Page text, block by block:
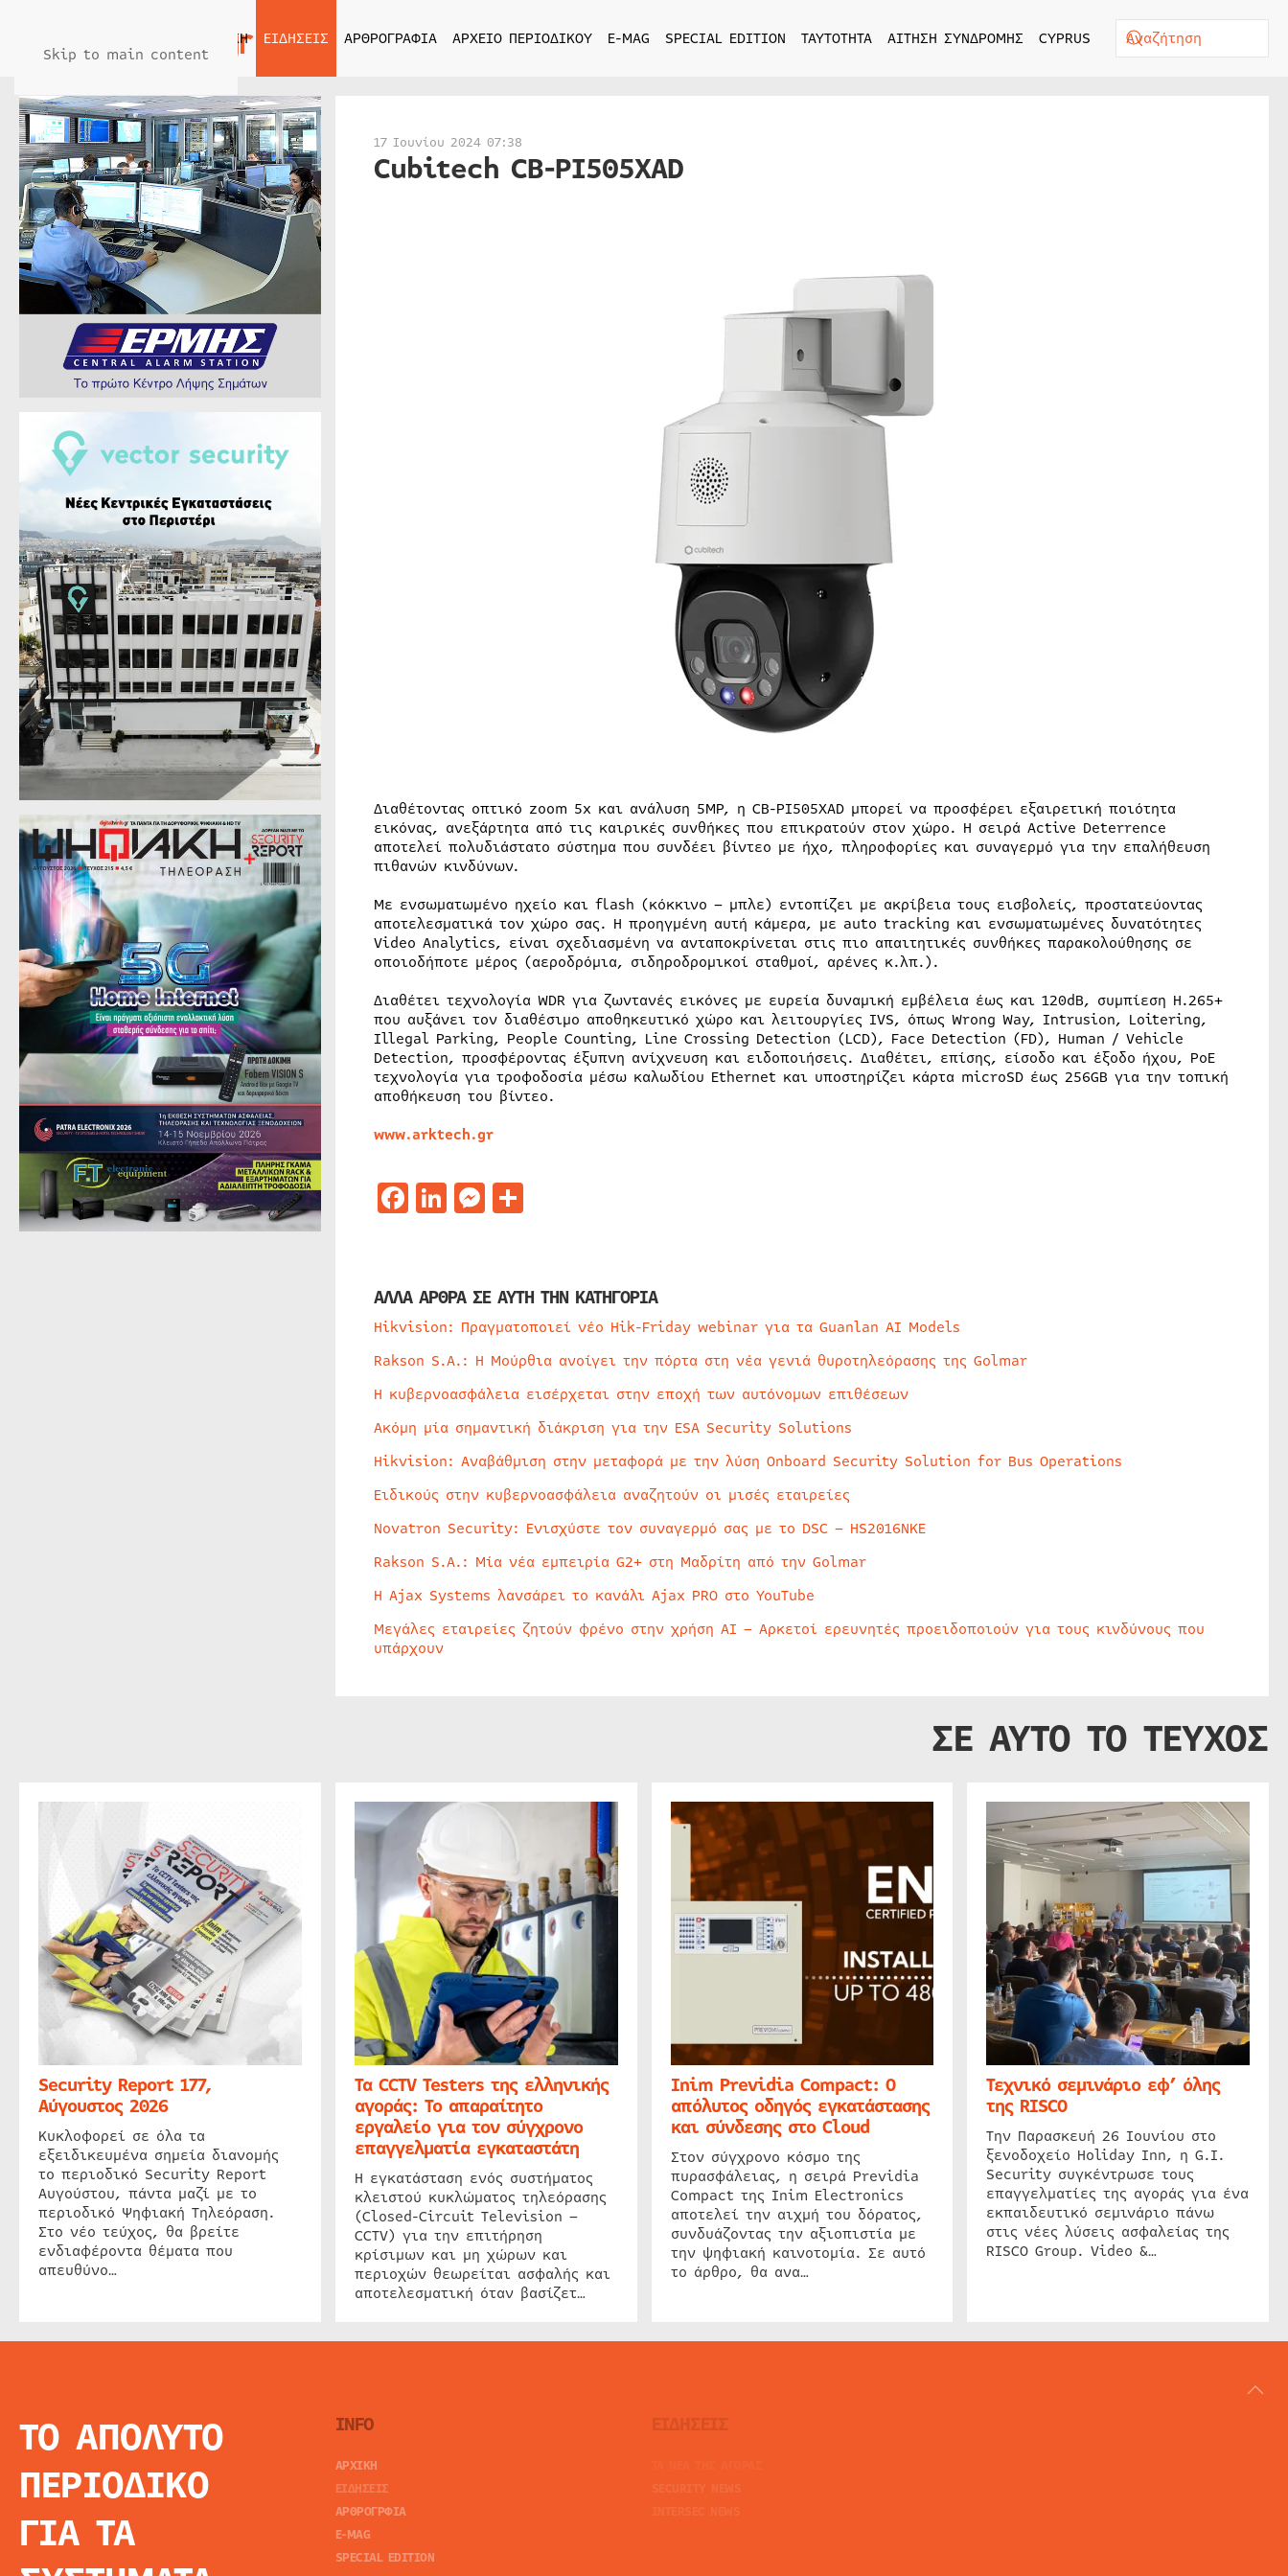
Skip to main content
ΑΡΧΙΚΗ ΕΙΔΗΣΕΙΣ ΑΡΘΡΟΓΡΑΦΙΑ ΑΡΧΕΙΟ ΠΕΡΙΟΔΙΚΟΥ E-MAG SPECIAL EDITION ΤΑΥΤΟΤΗΤΑ ΑΙΤΗΣΗ ΣΥΝΔΡΟΜΗΣ CYPRUS
17 Ιουνίου 2024 07:38
Cubitech CB-PI505XAD
Διαθέτοντας οπτικό zoom 5x και ανάλυση 5MP, η CB-PI505XAD μπορεί να προσφέρει εξαιρετική ποιότητα
εικόνας, ανεξάρτητα από τις καιρικές συνθήκες που επικρατούν στον χώρο. Η σειρά Active Deterrence
αποτελεί πολυδιάστατο σύστημα που συνδέει βίντεο με ήχο, πληροφορίες και συναγερμό για την επαλήθευση
πιθανών κινδύνων.
Με ενσωματωμένο ηχείο και flash (κόκκινο – μπλε) εντοπίζει με ακρίβεια τους εισβολείς, προστατεύοντας
αποτελεσματικά τον χώρο σας. Η προηγμένη αυτή κάμερα, με auto tracking και ενσωματωμένες δυνατότητες
Video Analytics, είναι σχεδιασμένη να ανταποκρίνεται στις πιο απαιτητικές συνθήκες παρακολούθησης σε
οποιοδήποτε μέρος (αεροδρόμια, σιδηροδρομικοί σταθμοί, αρένες κ.λπ.).
Διαθέτει τεχνολογία WDR για ζωντανές εικόνες με ευρεία δυναμική εμβέλεια έως και 120dB, συμπίεση H.265+
που αυξάνει τον διαθέσιμο αποθηκευτικό χώρο και λειτουργίες IVS, όπως Wrong Way, Intrusion, Loitering,
Illegal Parking, People Counting, Line Crossing Detection (LCD), Face Detection (FD), Human / Vehicle
Detection, προσφέροντας έξυπνη ανίχνευση και ειδοποιήσεις. Διαθέτει, επίσης, είσοδο και έξοδο ήχου, PoE
τεχνολογία για τροφοδοσία μέσω καλωδίου Ethernet και υποστηρίζει κάρτα microSD έως 256GB για την τοπική
αποθήκευση του βίντεο.
www.arktech.gr
Facebook
LinkedIn
Messenger
Μοιραστείτε
ΑΛΛΑ ΑΡΘΡΑ ΣΕ ΑΥΤΗ ΤΗΝ ΚΑΤΗΓΟΡΙΑ
Hikvision: Πραγματοποιεί νέο Hik-Friday webinar για τα Guanlan AI Models
Rakson S.A.: Η Μούρθια ανοίγει την πόρτα στη νέα γενιά θυροτηλεόρασης της Golmar
Η κυβερνοασφάλεια εισέρχεται στην εποχή των αυτόνομων επιθέσεων
Ακόμη μία σημαντική διάκριση για την ESA Security Solutions
Hikvision: Αναβάθμιση στην μεταφορά με την λύση Onboard Security Solution for Bus Operations
Ειδικούς στην κυβερνοασφάλεια αναζητούν οι μισές εταιρείες
Novatron Security: Ενισχύστε τον συναγερμό σας με το DSC – HS2016NKE
Rakson S.A.: Μία νέα εμπειρία G2+ στη Μαδρίτη από την Golmar
Η Ajax Systems λανσάρει το κανάλι Ajax PRO στο YouTube
Μεγάλες εταιρείες ζητούν φρένο στην χρήση AI – Αρκετοί ερευνητές προειδοποιούν για τους κινδύνους που
υπάρχουν
ΣΕ ΑΥΤΟ ΤΟ ΤΕΥΧΟΣ
Security Report 177,
Αύγουστος 2026
Κυκλοφορεί σε όλα τα
εξειδικευμένα σημεία διανομής
το περιοδικό Security Report
Αυγούστου, πάντα μαζί με το
περιοδικό Ψηφιακή Τηλεόραση.
Στο νέο τεύχος, θα βρείτε
ενδιαφέροντα θέματα που
απευθύνο…
Τα CCTV Testers της ελληνικής
αγοράς: Το απαραίτητο
εργαλείο για τον σύγχρονο
επαγγελματία εγκαταστάτη
Η εγκατάσταση ενός συστήματος
κλειστού κυκλώματος τηλεόρασης
(Closed-Circuit Television –
CCTV) για την επιτήρηση
κρίσιμων και μη χώρων και
περιοχών θεωρείται ασφαλής και
αποτελεσματική όταν βασίζετ…
Inim Previdia Compact: Ο
απόλυτος οδηγός εγκατάστασης
και σύνδεσης στο Cloud
Στον σύγχρονο κόσμο της
πυρασφάλειας, η σειρά Previdia
Compact της Inim Electronics
αποτελεί την αιχμή του δόρατος,
συνδυάζοντας την αξιοπιστία με
την ψηφιακή καινοτομία. Σε αυτό
το άρθρο, θα ανα…
Τεχνικό σεμινάριο εφ’ όλης
της RISCO
Την Παρασκευή 26 Ιουνίου στο
ξενοδοχείο Holiday Inn, η G.I.
Security συγκέντρωσε τους
επαγγελματίες της αγοράς για ένα
εκπαιδευτικό σεμινάριο πάνω
στις νέες λύσεις ασφαλείας της
RISCO Group. Video &…
ΤΟ ΑΠΟΛΥΤΟ
ΠΕΡΙΟΔΙΚΟ
ΓΙΑ ΤΑ
INFO
ΑΡΧΙΚΗ
ΕΙΔΗΣΕΙΣ
ΑΡΘΡΟΓΡΦΙΑ
E-MAG
SPECIAL EDITION
ΕΙΔΗΣΕΙΣ